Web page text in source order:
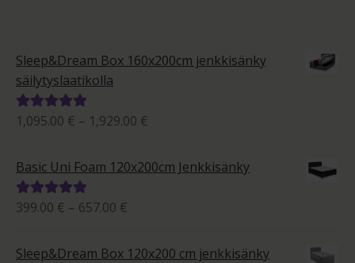
Sleep&Dream Box 160x200cm jenkkisänky
säilytyslaatikolla
Arvostelu
1,095.00 € – 1,929.00 €
-
1,929.00 €
Basic Uni Foam 120x200cm Jenkkisänky
Arvostelu
399.00 € – 657.00 €
-
Sleep&Dream Box 120x200 cm jenkkisänky